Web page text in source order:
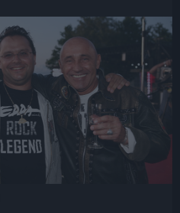
Jön még kép!